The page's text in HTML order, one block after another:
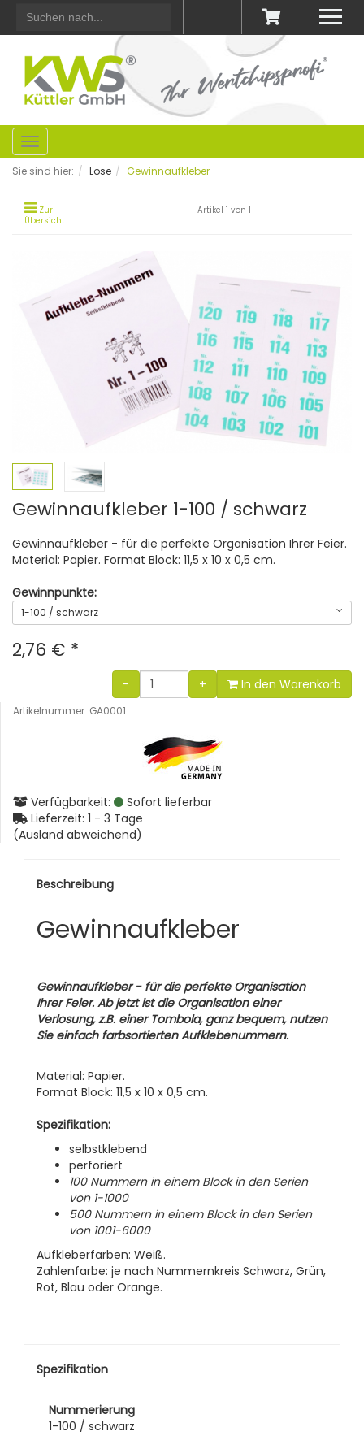
zum
Warenkorb
Toggle
navigation
Sie sind hier: Lose Gewinnaufkleber
Zur
Übersicht
Artikel 1 von 1
Gewinnaufkleber 1-100 / schwarz
Gewinnaufkleber - für die perfekte Organisation Ihrer Feier.
Material: Papier. Format Block: 11,5 x 10 x 0,5 cm.
Gewinnpunkte:
1-100 / schwarz
2,76 € *
− + In den Warenkorb
Artikelnummer: GA0001
Verfügbarkeit:
Sofort lieferbar
Lieferzeit: 1 - 3 Tage
(Ausland abweichend)
Beschreibung
Gewinnaufkleber
Gewinnaufkleber - für die perfekte Organisation
Ihrer Feier. Ab jetzt ist die Organisation einer
Verlosung, z.B. einer Tombola, ganz bequem, nutzen
Sie einfach farbsortierten Aufklebenummern.
Material: Papier.
Format Block: 11,5 x 10 x 0,5 cm.
Spezifikation:
selbstklebend
perforiert
100 Nummern in einem Block in den Serien
von 1-1000
500 Nummern in einem Block in den Serien
von 1001-6000
Aufkleberfarben: Weiß.
Zahlenfarbe: je nach Nummernkreis Schwarz, Grün,
Rot, Blau oder Orange.
Spezifikation
Nummerierung
1-100 / schwarz